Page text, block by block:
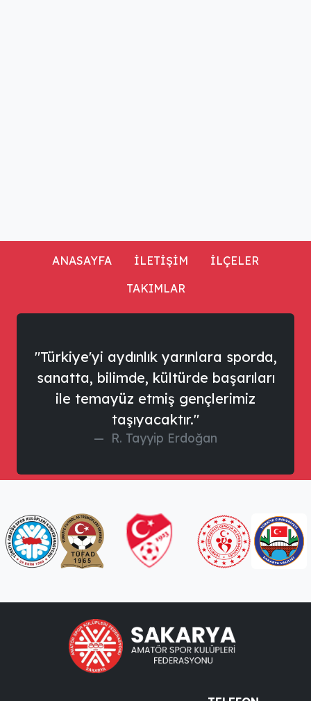
ANASAYFA İLETİŞİM
İLÇELER
TAKIMLAR
"Türkiye'yi aydınlık yarınlara sporda,
sanatta, bilimde, kültürde başarıları
ile temayüz etmiş gençlerimiz
taşıyacaktır."
R. Tayyip Erdoğan